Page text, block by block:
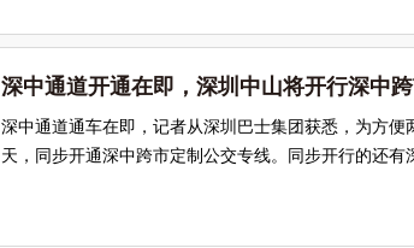
深中通道开通在即，深圳中山将开行深中
深中通道通车在即，记者从深圳巴士集团获悉，为方便
天，同步开通深中跨市定制公交专线。同步开行的还